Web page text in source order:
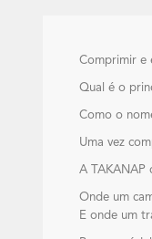
Comprimir e
Qual é o
Como o
Uma vez
A TAKANAP
Onde um
E onde um